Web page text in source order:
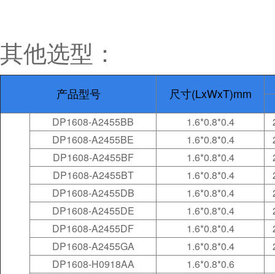
其他选型：
产品型号 尺寸(LxWxT)mm
DP1608-A2455BB 1.6*0.8*0.4
DP1608-A2455BE
1.6*0.8*0.4
DP1608-A2455BF
1.6*0.8*0.4
DP1608-A2455BT
1.6*0.8*0.4
DP1608-A2455DB
1.6*0.8*0.4
DP1608-A2455DE
1.6*0.8*0.4
DP1608-A2455DF
1.6*0.8*0.4
DP1608-A2455GA
1.6*0.8*0.4
DP1608-H0918AA
1.6*0.8*0.6